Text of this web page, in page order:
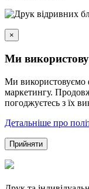
×
Ми
Ми використовуємо
маркетингу.
погоджуєтесь з їх
Детальніше про
Прийняти